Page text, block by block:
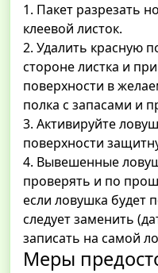
1. Пакет разрезать
клеевой листок.
2. Удалить красную
стороне листка и
поверхности в
полка с запасами и
3. Активируйте
поверхности
4. Вывешенные
проверять и по
если ловушка будет
следует заменить
записать на самой
Меры